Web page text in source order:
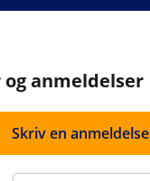
anmeldelser
Skriv en anmeldelse